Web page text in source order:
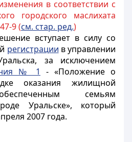
в соответствии с
городского маслихата
9 (см. стар. ред.)
вступает в силу со
регистрации в управлении
за исключением
№ 1
- «Положение о
оказания жилищной
семьям
Уральске», который
2007 года.